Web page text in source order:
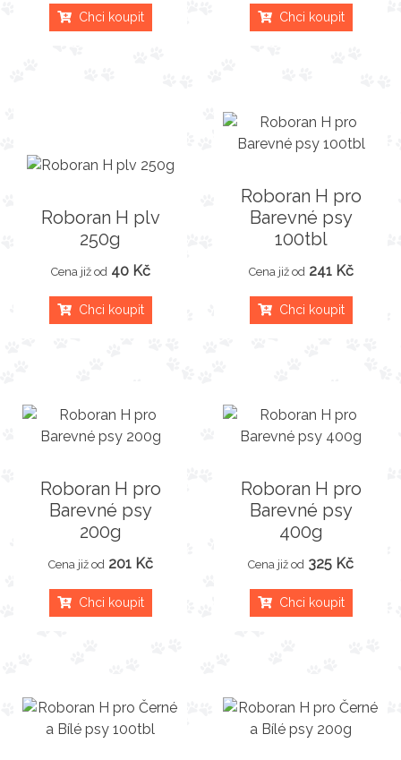
Chci koupit Chci koupit
Roboran H plv
250g
Cena již od 40 Kč
Chci koupit
Roboran H pro
Barevné psy
100tbl
Cena již od 241 Kč
Chci koupit
Roboran H pro
Barevné psy
200g
Cena již od 201 Kč
Chci koupit
Roboran H pro
Barevné psy
400g
Cena již od 325 Kč
Chci koupit